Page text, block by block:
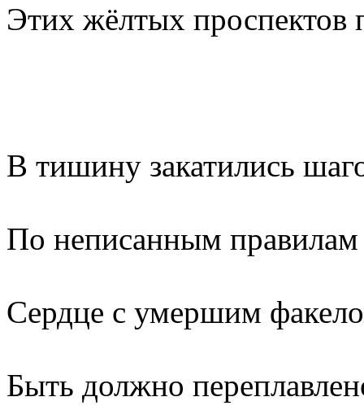
Этих жёлтых проспектов
В тишину закатились
По неписанным правилам
Сердце с умершим
Быть должно